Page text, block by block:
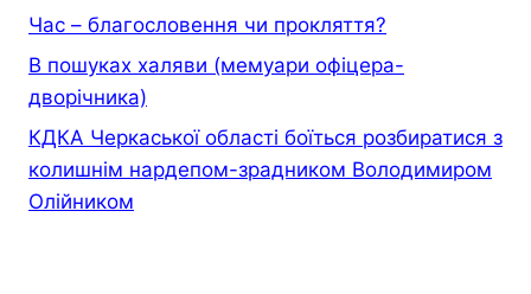
Час – благословення чи прокляття?
В пошуках халяви (мемуари офiцера-
дворiчника)
КДКА Черкаської області боїться розбиратися з
колишнім нардепом-зрадником Володимиром
Олійником